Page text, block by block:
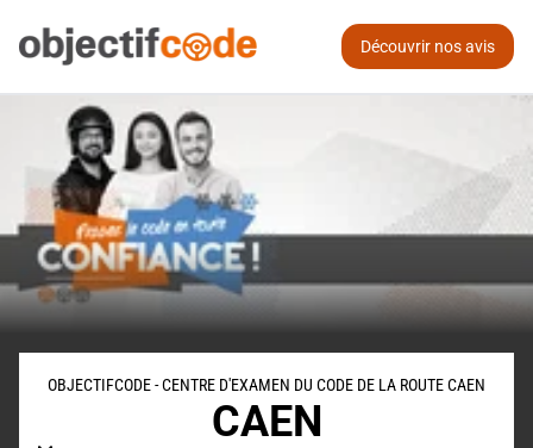
Découvrir nos avis
OBJECTIFCODE - CENTRE D'EXAMEN DU CODE DE LA ROUTE CAEN
CAEN